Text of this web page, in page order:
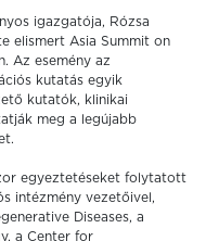
igazgatója, Rózsa
elismert Asia Summit on
Az esemény az
kutatás egyik
kutatók, klinikai
meg a legújabb
egyeztetéseket folytatott
intézmény vezetőivel,
Diseases, a
a Center for